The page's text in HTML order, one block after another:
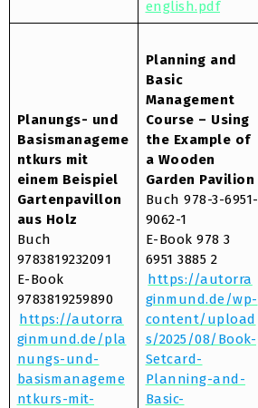
english.pdf
Planungs- und
Basismanageme
ntkurs mit
einem Beispiel
Gartenpavillon
aus Holz
Buch
9783819232091
E-Book
9783819259890
https://autorra
ginmund.de/pla
nungs-und-
basismanageme
ntkurs-mit-
Planning and
Basic
Management
Course – Using
the Example of
a Wooden
Garden Pavilion
Buch 978-3-6951-
9062-1
E-Book 978 3
6951 3885 2
https://autorra
ginmund.de/wp-
content/upload
s/2025/08/Book-
Setcard-
Planning-and-
Basic-